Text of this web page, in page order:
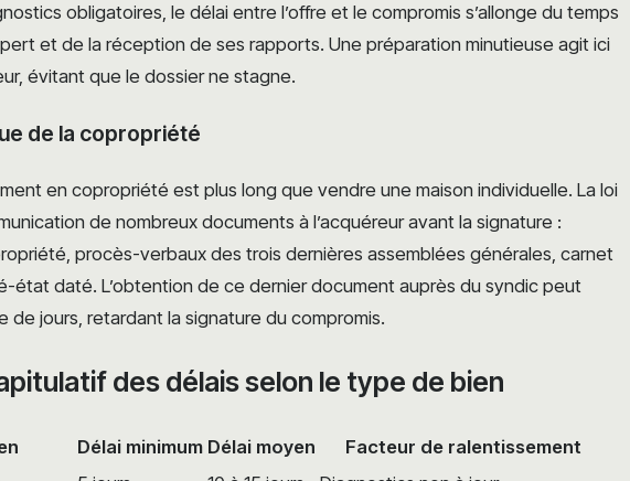
obligatoires, le délai entre l’offre et le compromis s’allonge du temps
et de la réception de ses rapports. Une préparation minutieuse agit ici
évitant que le dossier ne stagne.
de la copropriété
en copropriété est plus long que vendre une maison individuelle. La loi
de nombreux documents à l’acquéreur avant la signature :
procès-verbaux des trois dernières assemblées générales, carnet
état daté. L’obtention de ce dernier document auprès du syndic peut
de jours, retardant la signature du compromis.
des délais selon le type de bien
Délai minimum Délai moyen
Facteur de ralentissement